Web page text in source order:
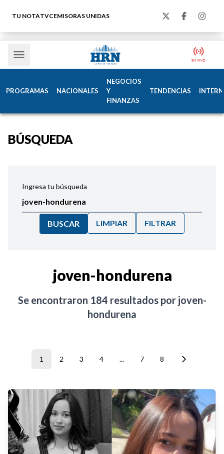
TU NOTATVCEMISORAS UNIDAS
PROGRAMAS NACIONALES
NEGOCIOS
Y
FINANZAS
TENDENCIAS
BÚSQUEDA
Ingresa tu búsqueda
BUSCAR LIMPIAR FILTRAR
joven-hondurena
Se encontraron 184 resultados por joven-
hondurena
1 2 3 4 ... 7 8